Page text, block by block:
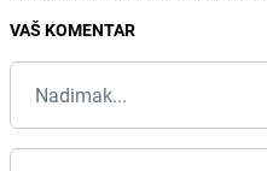
VAŠ KOMENTAR